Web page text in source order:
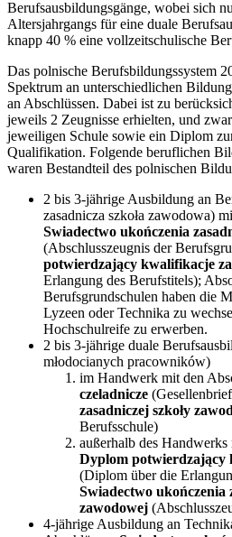
Berufsausbildungsgänge, wobei sich
Altersjahrgangs für eine duale
knapp 40 % eine vollzeitschulische
Das polnische Berufsbildungssystem
Spektrum an unterschiedlichen
an Abschlüssen. Dabei ist zu
jeweils 2 Zeugnisse erhielten, und
jeweiligen Schule sowie ein Diplom
Qualifikation. Folgende beruflichen
waren Bestandteil des polnischen
2 bis 3-jährige Ausbildung an
zasadnicza szkoła zawodowa)
Swiadectwo ukończenia
(Abschlusszeugnis der
potwierdzający kwalifikacje
Erlangung des Berufstitels);
Berufsgrundschulen haben die
Lyzeen oder Technika zu
Hochschulreife zu erwerben.
2 bis 3-jährige duale
młodocianych pracowników)
im Handwerk mit den
czeladnicze
zasadniczej szkoły
Berufsschule)
außerhalb des
Dyplom
(Diplom über die
Swiadectwo ukończenia
zawodowej
4-jährige Ausbildung an